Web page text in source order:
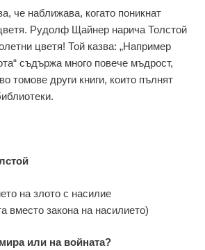
че наближава, когато поникнат
Рудолф Щайнер нарича Толстой
цветя! Той казва: „Например
съдържа много повече мъдрост,
томове други книги, които пълнят
на злото с насилие
вместо закона на насилието)
или на войната?